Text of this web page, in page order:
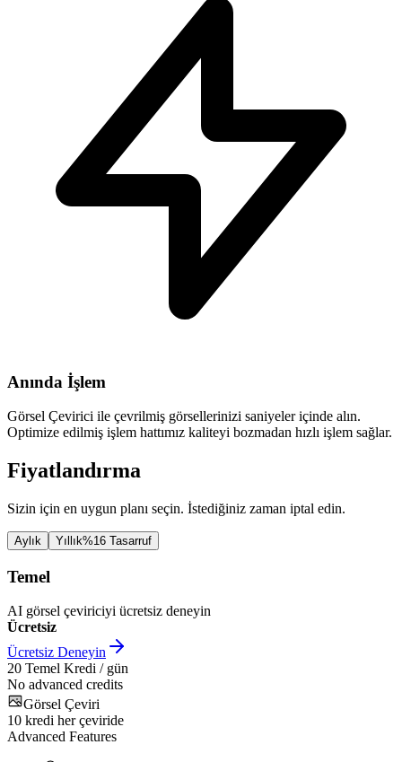
Anında İşlem
Görsel Çevirici ile çevrilmiş görsellerinizi saniyeler içinde alın.
Optimize edilmiş işlem hattımız kaliteyi bozmadan hızlı işlem sağlar.
Fiyatlandırma
Sizin için en uygun planı seçin. İstediğiniz zaman iptal edin.
Aylık Yıllık%16 Tasarruf
Temel
AI görsel çeviriciyi ücretsiz deneyin
Ücretsiz
Ücretsiz Deneyin
20 Temel Kredi / gün
No advanced credits
Görsel Çeviri
10 kredi her çeviride
Advanced Features